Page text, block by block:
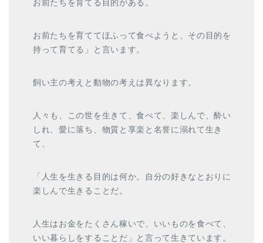
お前たちを育てる目的がある。
お前たちを育ててほふって食べようと、その目的を
持って育てる」と言います。
飼い主の考えと動物の考えは異なります。
人々も、この世を生きて、食べて、楽しんで、酔い
しれ、愛に落ち、物質と享楽と名誉に溺れて生き
て、
「人生を生きる目的は何か。自分の好きなとおりに
楽しんで生きることだ。
人生はお金をたくさん稼いで、いいものを食べて、
いい暮らしをすることだ」と言って生きています。